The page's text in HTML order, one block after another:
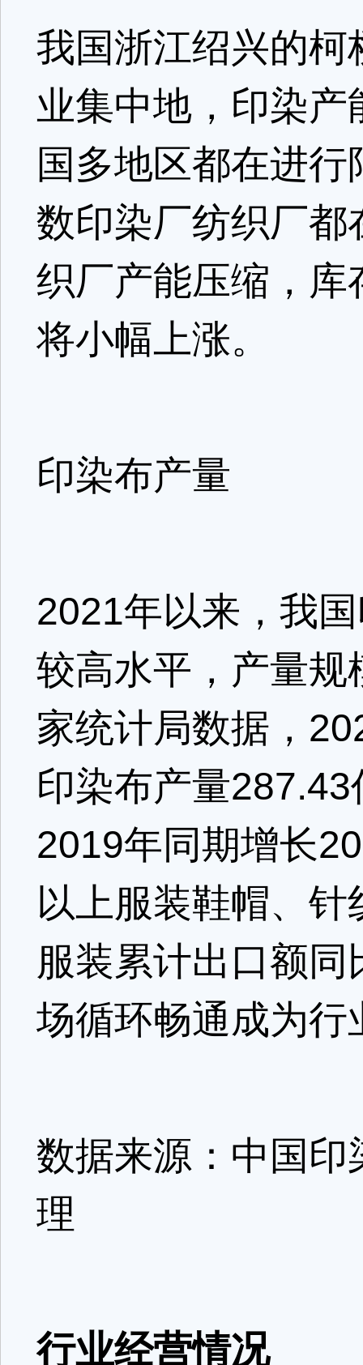
我国浙江绍兴的
业集中地，印染
国多地区都在进
数印染厂纺织厂
织厂产能压缩，
将小幅上涨。
印染布产量
2021年以来，我
较高水平，产量
家统计局数据，
印染布产量
2019年同期增长
以上服装鞋帽、
服装累计出口额
场循环畅通成为
数据来源：中国
理
行业经营情况